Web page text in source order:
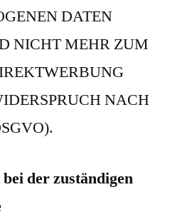
DATEN
NICHT MEHR ZUM
NACH
der zuständigen